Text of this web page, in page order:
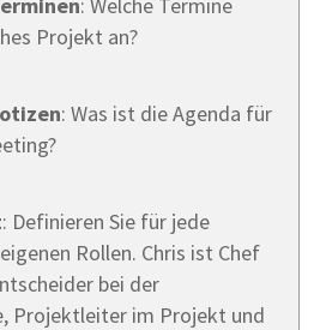
Projekt an?
: Was ist die Agenda für
: Definieren Sie für jede
Rollen. Chris ist Chef
bei der
Projektleiter im Projekt und